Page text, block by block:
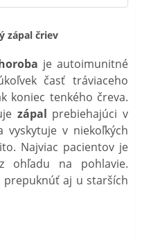
zápal čriev
je autoimunitné
časť tráviaceho
koniec tenkého čreva.
zápal prebiehajúci v
vyskytuje v niekoľkých
Najviac pacientov je
ohľadu na pohlavie.
prepuknúť aj u starších